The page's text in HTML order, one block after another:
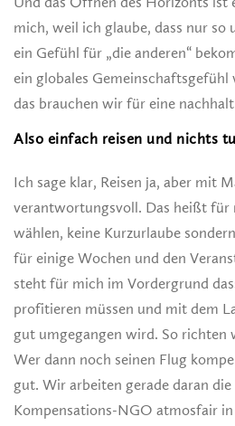
mich, weil ich glaube, dass nur so
ein Gefühl für „die anderen“
ein globales
das brauchen wir für eine
Also einfach reisen und nichts
Ich sage klar, Reisen ja, aber mit
verantwortungsvoll. Das heißt für
wählen, keine Kurzurlaube
für einige Wochen und den
steht für mich im Vordergrund
profitieren müssen und mit dem
gut umgegangen wird. So richten
Wer dann noch seinen Flug
gut. Wir arbeiten gerade daran
Kompensations-NGO atmosfair in